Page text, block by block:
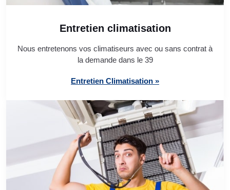
Entretien climatisation
Nous entretenons vos climatiseurs avec ou sans contrat à
la demande dans le 39
Entretien Climatisation »